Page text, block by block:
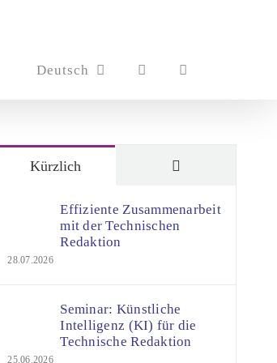
Deutsch
Kürzlich
Effiziente Zusammenarbeit
mit der Technischen
Redaktion
28.07.2026
Seminar: Künstliche
Intelligenz (KI) für die
Technische Redaktion
25.06.2026